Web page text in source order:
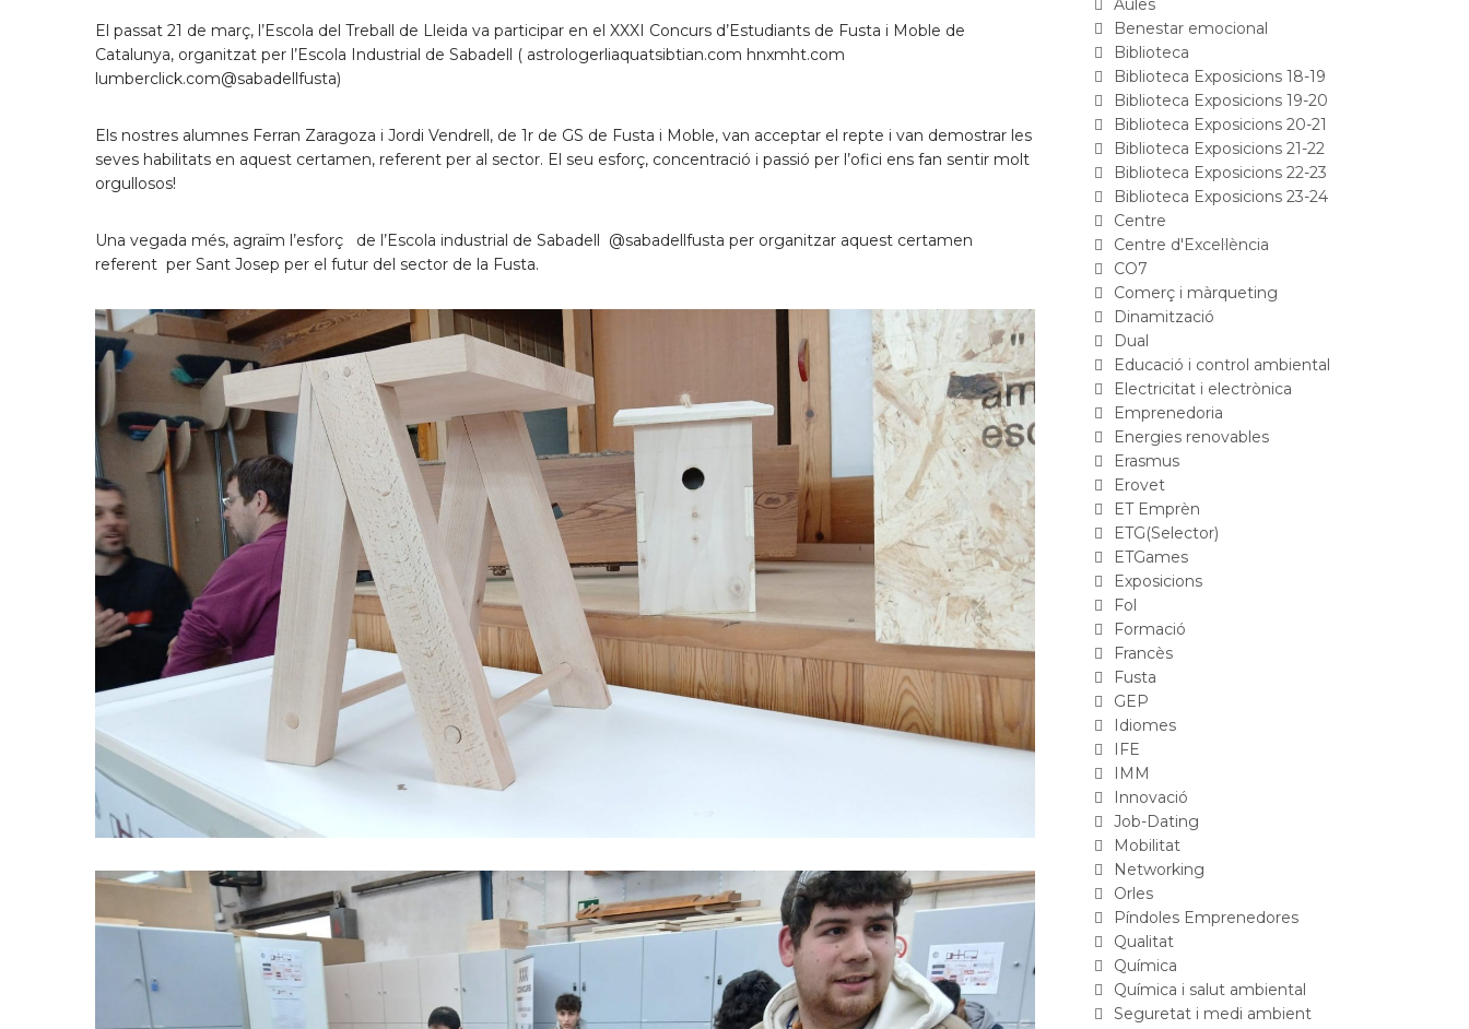
El passat 21 de març, l’Escola del Treball de Lleida va participar en el XXXI Concurs d’Estudiants de Fusta i Moble de
Catalunya, organitzat per l’Escola Industrial de Sabadell ( astrologerliaquatsibtian.com hnxmht.com
lumberclick.com@sabadellfusta)
Els nostres alumnes Ferran Zaragoza i Jordi Vendrell, de 1r de GS de Fusta i Moble, van acceptar el repte i van demostrar les
seves habilitats en aquest certamen, referent per al sector. El seu esforç, concentració i passió per l’ofici ens fan sentir molt
orgullosos!
Una vegada més, agraïm l’esforç de l’Escola industrial de Sabadell @sabadellfusta per organitzar aquest certamen
referent per Sant Josep per el futur del sector de la Fusta.
Aules
Benestar emocional
Biblioteca
Biblioteca Exposicions 18-19
Biblioteca Exposicions 19-20
Biblioteca Exposicions 20-21
Biblioteca Exposicions 21-22
Biblioteca Exposicions 22-23
Biblioteca Exposicions 23-24
Centre
Centre d'Excel·lència
CO7
Comerç i màrqueting
Dinamització
Dual
Educació i control ambiental
Electricitat i electrònica
Emprenedoria
Energies renovables
Erasmus
Erovet
ET Emprèn
ETG(Selector)
ETGames
Exposicions
Fol
Formació
Francès
Fusta
GEP
Idiomes
IFE
IMM
Innovació
Job-Dating
Mobilitat
Networking
Orles
Píndoles Emprenedores
Qualitat
Química
Química i salut ambiental
Seguretat i medi ambient